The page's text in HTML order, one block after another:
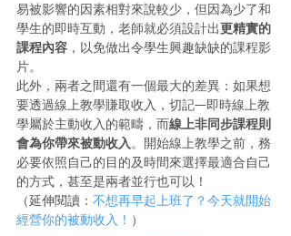
易被影響的因素相對來說較少，但因為少了和
學生的即時互動，老師就必須設計出更精實的
課程內容 ，以免做出令學生興趣缺缺的課程影
片。
此外，兩者之間還有一個最大的差異：如果想
要透過線上教學賺取收入，切記—即時線上教
學屬於主動收入的範疇，而線上非同步課程則
會為你帶來被動收入。開始線上教學之前，務
必要依照自己的目的及時間來選擇最適合自己
的方式，甚至是兩者並行也可以！
（延伸閱讀： 不想再早起上班了？今天就開始
經營你的被動收入！ ）